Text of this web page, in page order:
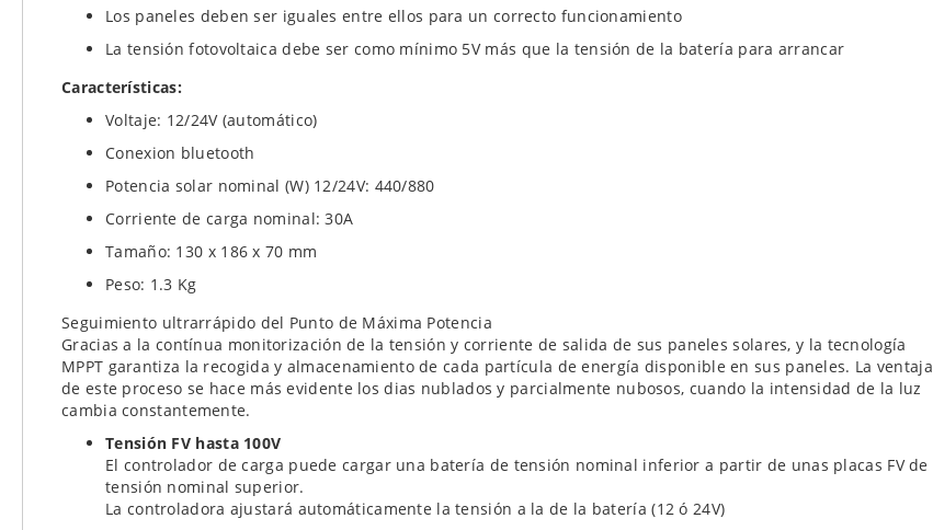
Los paneles deben ser iguales entre ellos para un correcto funcionamiento
La tensión fotovoltaica debe ser como mínimo 5V más que la tensión de la batería para arrancar
Características:
Voltaje: 12/24V (automático)
Conexion bluetooth
Potencia solar nominal (W) 12/24V: 440/880
Corriente de carga nominal: 30A
Tamaño: 130 x 186 x 70 mm
Peso: 1.3 Kg
Seguimiento ultrarrápido del Punto de Máxima Potencia
Gracias a la contínua monitorización de la tensión y corriente de salida de sus paneles solares, y la tecnología
MPPT garantiza la recogida y almacenamiento de cada partícula de energía disponible en sus paneles. La ventaja
de este proceso se hace más evidente los dias nublados y parcialmente nubosos, cuando la intensidad de la luz
cambia constantemente.
Tensión FV hasta 100V
El controlador de carga puede cargar una batería de tensión nominal inferior a partir de unas placas FV de
tensión nominal superior.
La controladora ajustará automáticamente la tensión a la de la batería (12 ó 24V)